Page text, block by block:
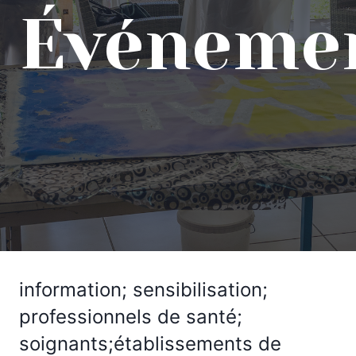
information; sensibilisation;
professionnels de santé;
soignants;établissements de